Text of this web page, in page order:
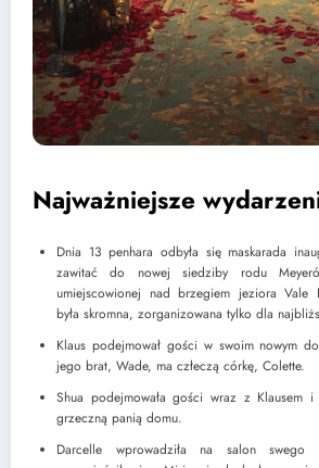
Najważniejsze
Dnia 13 penhara odbyła się maskarada
zawitać do nowej siedziby rodu
umiejscowionej nad brzegiem jeziora Vale
była skromna, zorganizowana tylko dla
Klaus podejmował gości w swoim nowym
jego brat, Wade, ma człeczą córkę, Colette.
Shua podejmowała gości wraz z Klausem
grzeczną panią domu.
Darcelle wprowadziła na salon swego